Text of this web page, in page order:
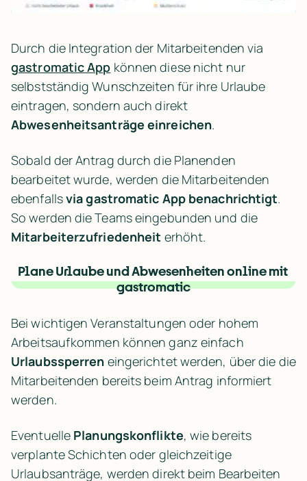
gastromatic App können diese nicht nur
selbstständig Wunschzeiten für ihre Urlaube
Abwesenheitsanträge einreichen.
Sobald der Antrag durch die Planenden
bearbeitet wurde, werden die Mitarbeitenden
ebenfalls via gastromatic App benachrichtigt.
So werden die Teams eingebunden und die
Mitarbeiterzufriedenheit erhöht.
Plane Urlaube und Abwesenheiten online mit
gastromatic
Bei wichtigen Veranstaltungen oder hohem
Urlaubssperren eingerichtet werden, über die die
Mitarbeitenden bereits beim Antrag informiert
werden.
Eventuelle Planungskonflikte, wie bereits
verplante Schichten oder gleichzeitige
Urlaubsanträge, werden direkt beim Bearbeiten